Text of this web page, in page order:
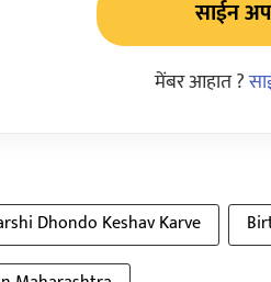
साईन अप
मेंबर आहात ?
Dhondo Keshav Karve